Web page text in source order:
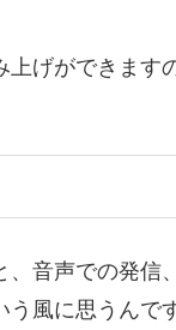
げができます
音声での発信
風に思うんです